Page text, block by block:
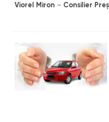
Viorel Miron – Consilier